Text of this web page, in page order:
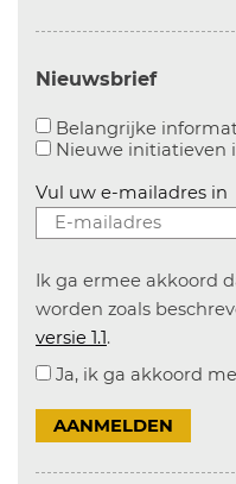
Nieuwsbrief
Belangrijke
Nieuwe initiatieven
Vul uw e-mailadres in
Ik ga ermee akkoord
worden zoals
versie 1.1.
Ja, ik ga akkoord
AANMELDEN